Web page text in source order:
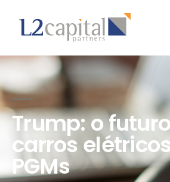
Trump: o
carros
PGMs